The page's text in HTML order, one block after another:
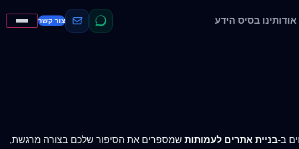
אודותינו בסיס הידע צור קשר
בניית אתרים לעמותות שמספרים את הסיפור שלכם בצורה מרגשת,